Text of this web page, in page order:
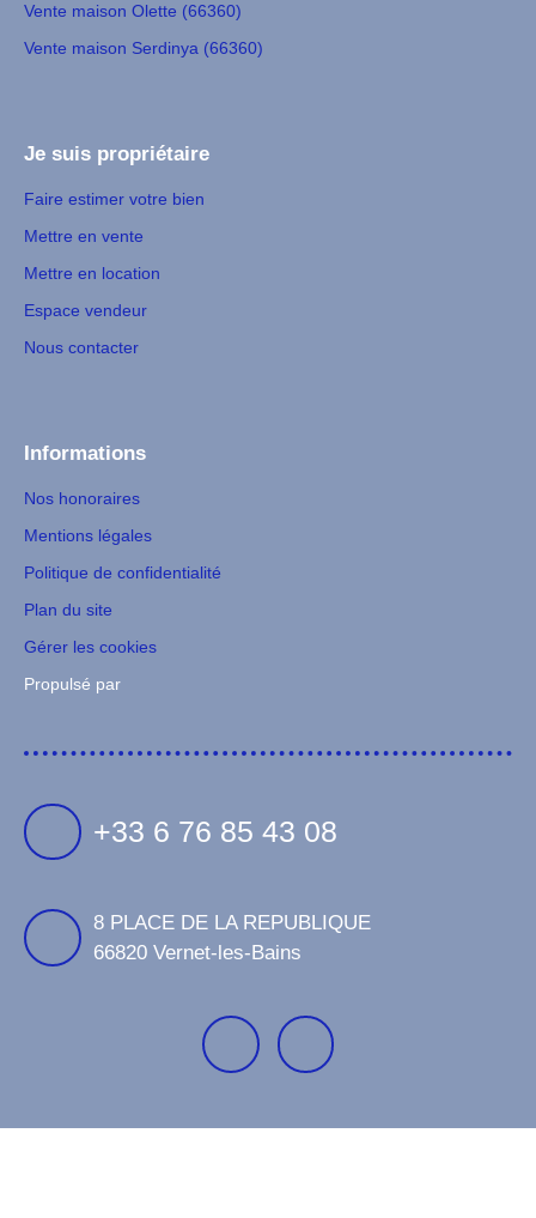
Vente maison Olette (66360)
Vente maison Serdinya (66360)
Je suis propriétaire
Faire estimer votre bien
Mettre en vente
Mettre en location
Espace vendeur
Nous contacter
Informations
Nos honoraires
Mentions légales
Politique de confidentialité
Plan du site
Gérer les cookies
Propulsé par
+33 6 76 85 43 08
8 PLACE DE LA REPUBLIQUE
66820 Vernet-les-Bains